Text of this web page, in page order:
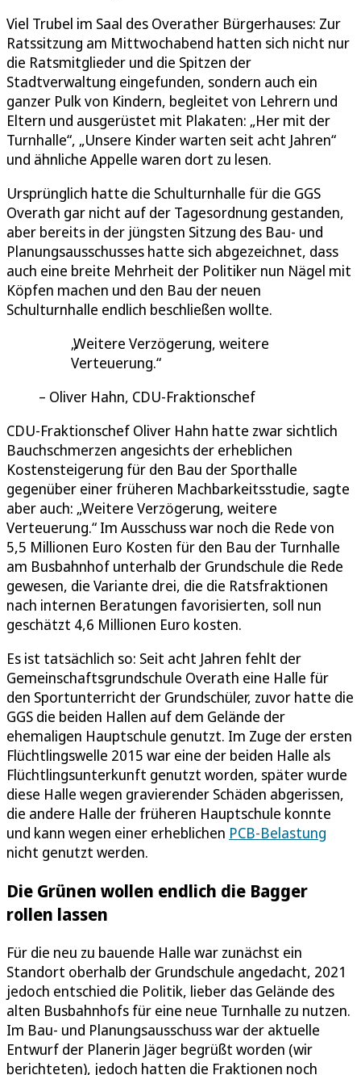
Viel Trubel im Saal des Overather Bürgerhauses: Zur
Ratssitzung am Mittwochabend hatten sich nicht nur
die Ratsmitglieder und die Spitzen der
Stadtverwaltung eingefunden, sondern auch ein
ganzer Pulk von Kindern, begleitet von Lehrern und
Eltern und ausgerüstet mit Plakaten: „Her mit der
Turnhalle“, „Unsere Kinder warten seit acht Jahren“
und ähnliche Appelle waren dort zu lesen.
Ursprünglich hatte die Schulturnhalle für die GGS
Overath gar nicht auf der Tagesordnung gestanden,
aber bereits in der jüngsten Sitzung des Bau- und
Planungsausschusses hatte sich abgezeichnet, dass
auch eine breite Mehrheit der Politiker nun Nägel mit
Köpfen machen und den Bau der neuen
Schulturnhalle endlich beschließen wollte.
Weitere Verzögerung, weitere
Verteuerung.
Oliver Hahn, CDU-Fraktionschef
CDU-Fraktionschef Oliver Hahn hatte zwar sichtlich
Bauchschmerzen angesichts der erheblichen
Kostensteigerung für den Bau der Sporthalle
gegenüber einer früheren Machbarkeitsstudie, sagte
aber auch: „Weitere Verzögerung, weitere
Verteuerung.“ Im Ausschuss war noch die Rede von
5,5 Millionen Euro Kosten für den Bau der Turnhalle
am Busbahnhof unterhalb der Grundschule die Rede
gewesen, die Variante drei, die die Ratsfraktionen
nach internen Beratungen favorisierten, soll nun
geschätzt 4,6 Millionen Euro kosten.
Es ist tatsächlich so: Seit acht Jahren fehlt der
Gemeinschaftsgrundschule Overath eine Halle für
den Sportunterricht der Grundschüler, zuvor hatte die
GGS die beiden Hallen auf dem Gelände der
ehemaligen Hauptschule genutzt. Im Zuge der ersten
Flüchtlingswelle 2015 war eine der beiden Halle als
Flüchtlingsunterkunft genutzt worden, später wurde
diese Halle wegen gravierender Schäden abgerissen,
die andere Halle der früheren Hauptschule konnte
und kann wegen einer erheblichen PCB-Belastung
nicht genutzt werden.
Die Grünen wollen endlich die Bagger
rollen lassen
Für die neu zu bauende Halle war zunächst ein
Standort oberhalb der Grundschule angedacht, 2021
jedoch entschied die Politik, lieber das Gelände des
alten Busbahnhofs für eine neue Turnhalle zu nutzen.
Im Bau- und Planungsausschuss war der aktuelle
Entwurf der Planerin Jäger begrüßt worden (wir
berichteten), jedoch hatten die Fraktionen noch